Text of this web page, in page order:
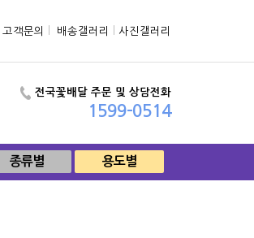
고객문의 배송갤러리 사진갤러리
전국꽃배달 주문 및 상담전화
1599-0514
종류별 용도별